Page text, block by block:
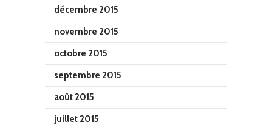
décembre 2015
novembre 2015
octobre 2015
septembre 2015
août 2015
juillet 2015